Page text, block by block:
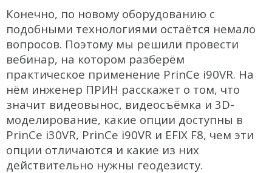
Датчик качества воды
Распродажа
Конечно, по новому оборудованию с
подобными технологиями остаётся немало
вопросов. Поэтому мы решили провести
вебинар, на котором разберём
практическое применение PrinCe i90VR. На
нём инженер ПРИН расскажет о том, что
значит видеовынос, видеосъёмка и 3D-
моделирование, какие опции доступны в
PrinCe i30VR, PrinCe i90VR и EFIX F8, чем эти
опции отличаются и какие из них
действительно нужны геодезисту.